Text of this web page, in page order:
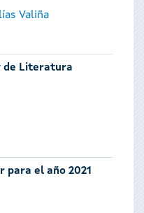
Valiña
de Literatura
el año 2021